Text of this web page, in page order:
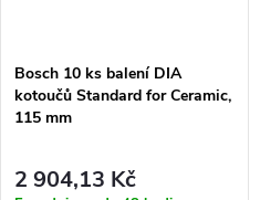
Bosch 10 ks balení DIA
kotoučů Standard for Ceramic,
115 mm
2 904,13 Kč